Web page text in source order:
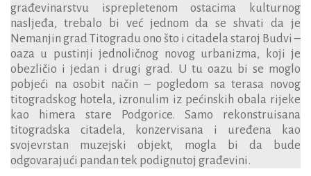
građevinarstvu isprepletenom ostacima kulturnog
nasljeđa, trebalo bi već jednom da se shvati da je
Nemanjin grad Titogradu ono što i citadela staroj Budvi –
oaza u pustinji jednoličnog novog urbanizma, koji je
obezličio i jedan i drugi grad. U tu oazu bi se moglo
pobjeći na osobit način – pogledom sa terasa novog
titogradskog hotela, izronulim iz pećinskih obala rijeke
kao himera stare Podgorice. Samo rekonstruisana
titogradska citadela, konzervisana i uređena kao
svojevrstan muzejski objekt, mogla bi da bude
odgovarajući pandan tek podignutoj građevini.